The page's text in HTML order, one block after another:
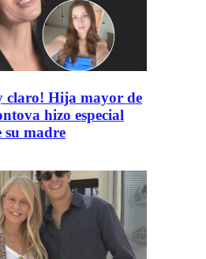
claro! Hija mayor de
hizo especial
su madre